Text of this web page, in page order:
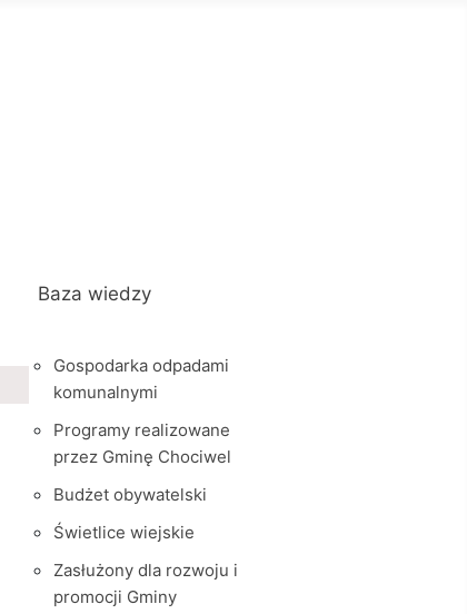
Baza wiedzy
Gospodarka odpadami
komunalnymi
Programy realizowane
przez Gminę Chociwel
Budżet obywatelski
Świetlice wiejskie
Zasłużony dla rozwoju i
promocji Gminy